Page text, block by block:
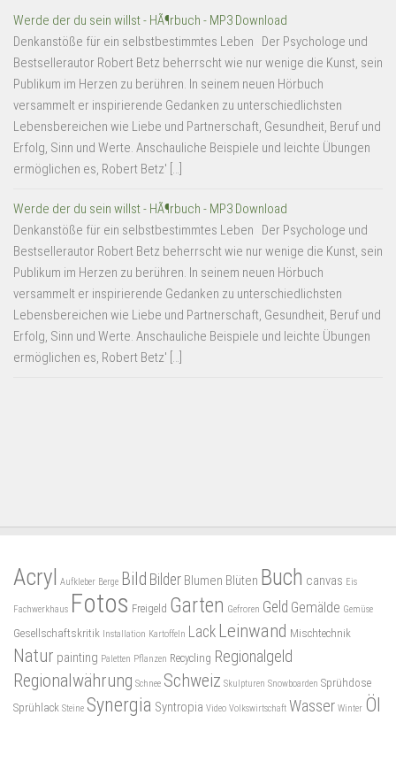
Werde der du sein willst - HÃ¶rbuch - MP3 Download
Denkanstöße für ein selbstbestimmtes Leben Der Psychologe und
Bestsellerautor Robert Betz beherrscht wie nur wenige die Kunst, sein
Publikum im Herzen zu berühren. In seinem neuen Hörbuch
versammelt er inspirierende Gedanken zu unterschiedlichsten
Lebensbereichen wie Liebe und Partnerschaft, Gesundheit, Beruf und
Erfolg, Sinn und Werte. Anschauliche Beispiele und leichte Übungen
ermöglichen es, Robert Betz' […]
Werde der du sein willst - HÃ¶rbuch - MP3 Download
Denkanstöße für ein selbstbestimmtes Leben Der Psychologe und
Bestsellerautor Robert Betz beherrscht wie nur wenige die Kunst, sein
Publikum im Herzen zu berühren. In seinem neuen Hörbuch
versammelt er inspirierende Gedanken zu unterschiedlichsten
Lebensbereichen wie Liebe und Partnerschaft, Gesundheit, Beruf und
Erfolg, Sinn und Werte. Anschauliche Beispiele und leichte Übungen
ermöglichen es, Robert Betz' […]
Acryl Aufkleber Berge Bild Bilder Blumen Blüten Buch canvas Eis
Fachwerkhaus Fotos Freigeld Garten Gefroren Geld Gemälde Gemüse
Gesellschaftskritik Installation Kartoffeln Lack Leinwand Mischtechnik
Natur painting Paletten Pflanzen Recycling Regionalgeld
Regionalwährung Schnee Schweiz Skulpturen Snowboarden Sprühdose
Sprühlack Steine Synergia Syntropia Video Volkswirtschaft Wasser Winter Öl